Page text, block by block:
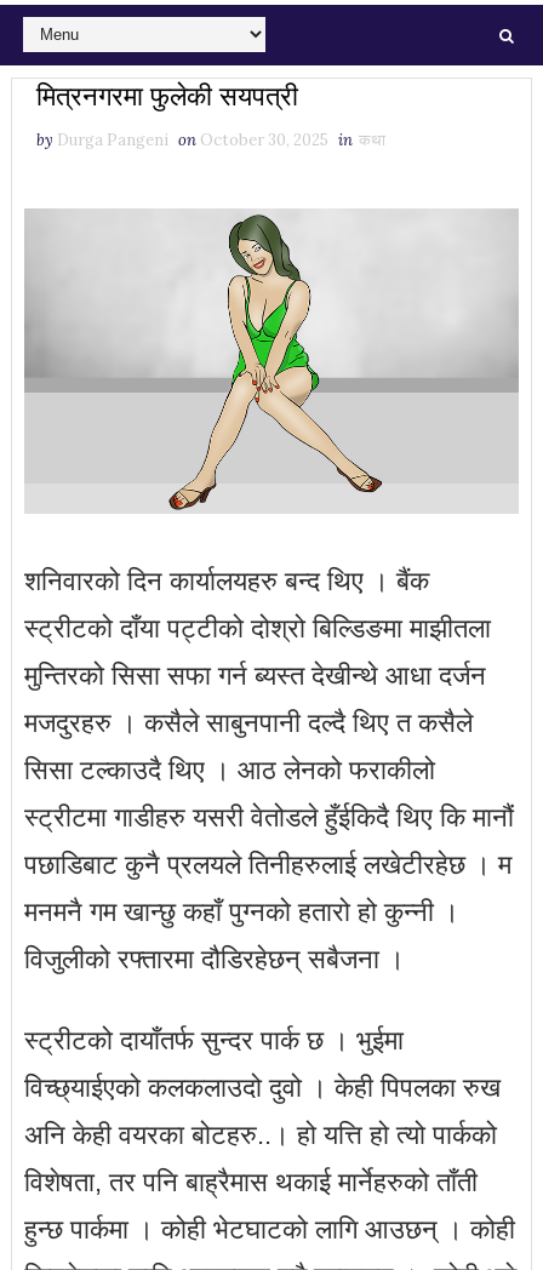
मित्रनगरमा फुलेकी सयपत्री
by Durga Pangeni on October 30, 2025 in कथा
शनिवारको दिन कार्यालयहरु बन्द थिए । बैंक
स्ट्रीटको दाँया पट्टीको दोश्रो बिल्डिङमा माझीतला
मुन्तिरको सिसा सफा गर्न ब्यस्त देखीन्थे आधा दर्जन
मजदुरहरु । कसैले साबुनपानी दल्दै थिए त कसैले
सिसा टल्काउदै थिए । आठ लेनको फराकीलो
स्ट्रीटमा गाडीहरु यसरी वेतोडले हुँईकिदै थिए कि मानौं
पछाडिबाट कुनै प्रलयले तिनीहरुलाई लखेटीरहेछ । म
मनमनै गम खान्छु कहाँ पुग्नको हतारो हो कुन्नी ।
विजुलीको रफ्तारमा दौडिरहेछन् सबैजना ।
स्ट्रीटको दायाँतर्फ सुन्दर पार्क छ । भुईमा
विच्छ्याईएको कलकलाउदो दुवो । केही पिपलका रुख
अनि केही वयरका बोटहरु..। हो यत्ति हो त्यो पार्कको
विशेषता, तर पनि बाह्रैमास थकाई मार्नेहरुको ताँती
हुन्छ पार्कमा । कोही भेटघाटको लागि आउछन् । कोही